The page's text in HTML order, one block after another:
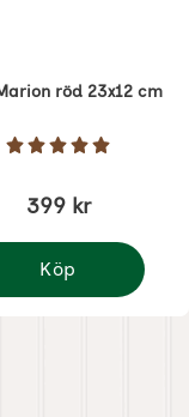
röd 23x12 cm
Betyg: 5 Stjärnor
399 kr
Köp
Marion röd 23x12
Marion Röd som